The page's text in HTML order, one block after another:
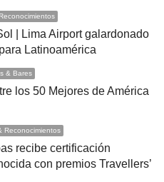
| Lima Airport galardonado
Latinoamérica
& Bares
los 50 Mejores de América
Reconocimientos
recibe certificación
con premios Travellers’